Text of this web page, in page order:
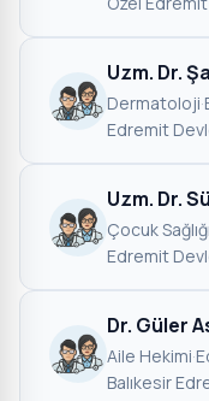
Uzm. Dr.
Dermatoloji·
Edremit
Uzm. Dr.
Çocuk
Edremit
Dr. Güler
Aile Hekimi·
Balıkesir